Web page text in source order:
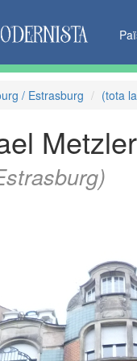
/ Estrasburg (tota
Metzler